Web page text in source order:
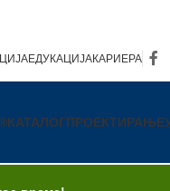
ЕДУКАЦИЈАКАРИЕРА
КАТАЛОГПРОЕКТИРАЊЕ